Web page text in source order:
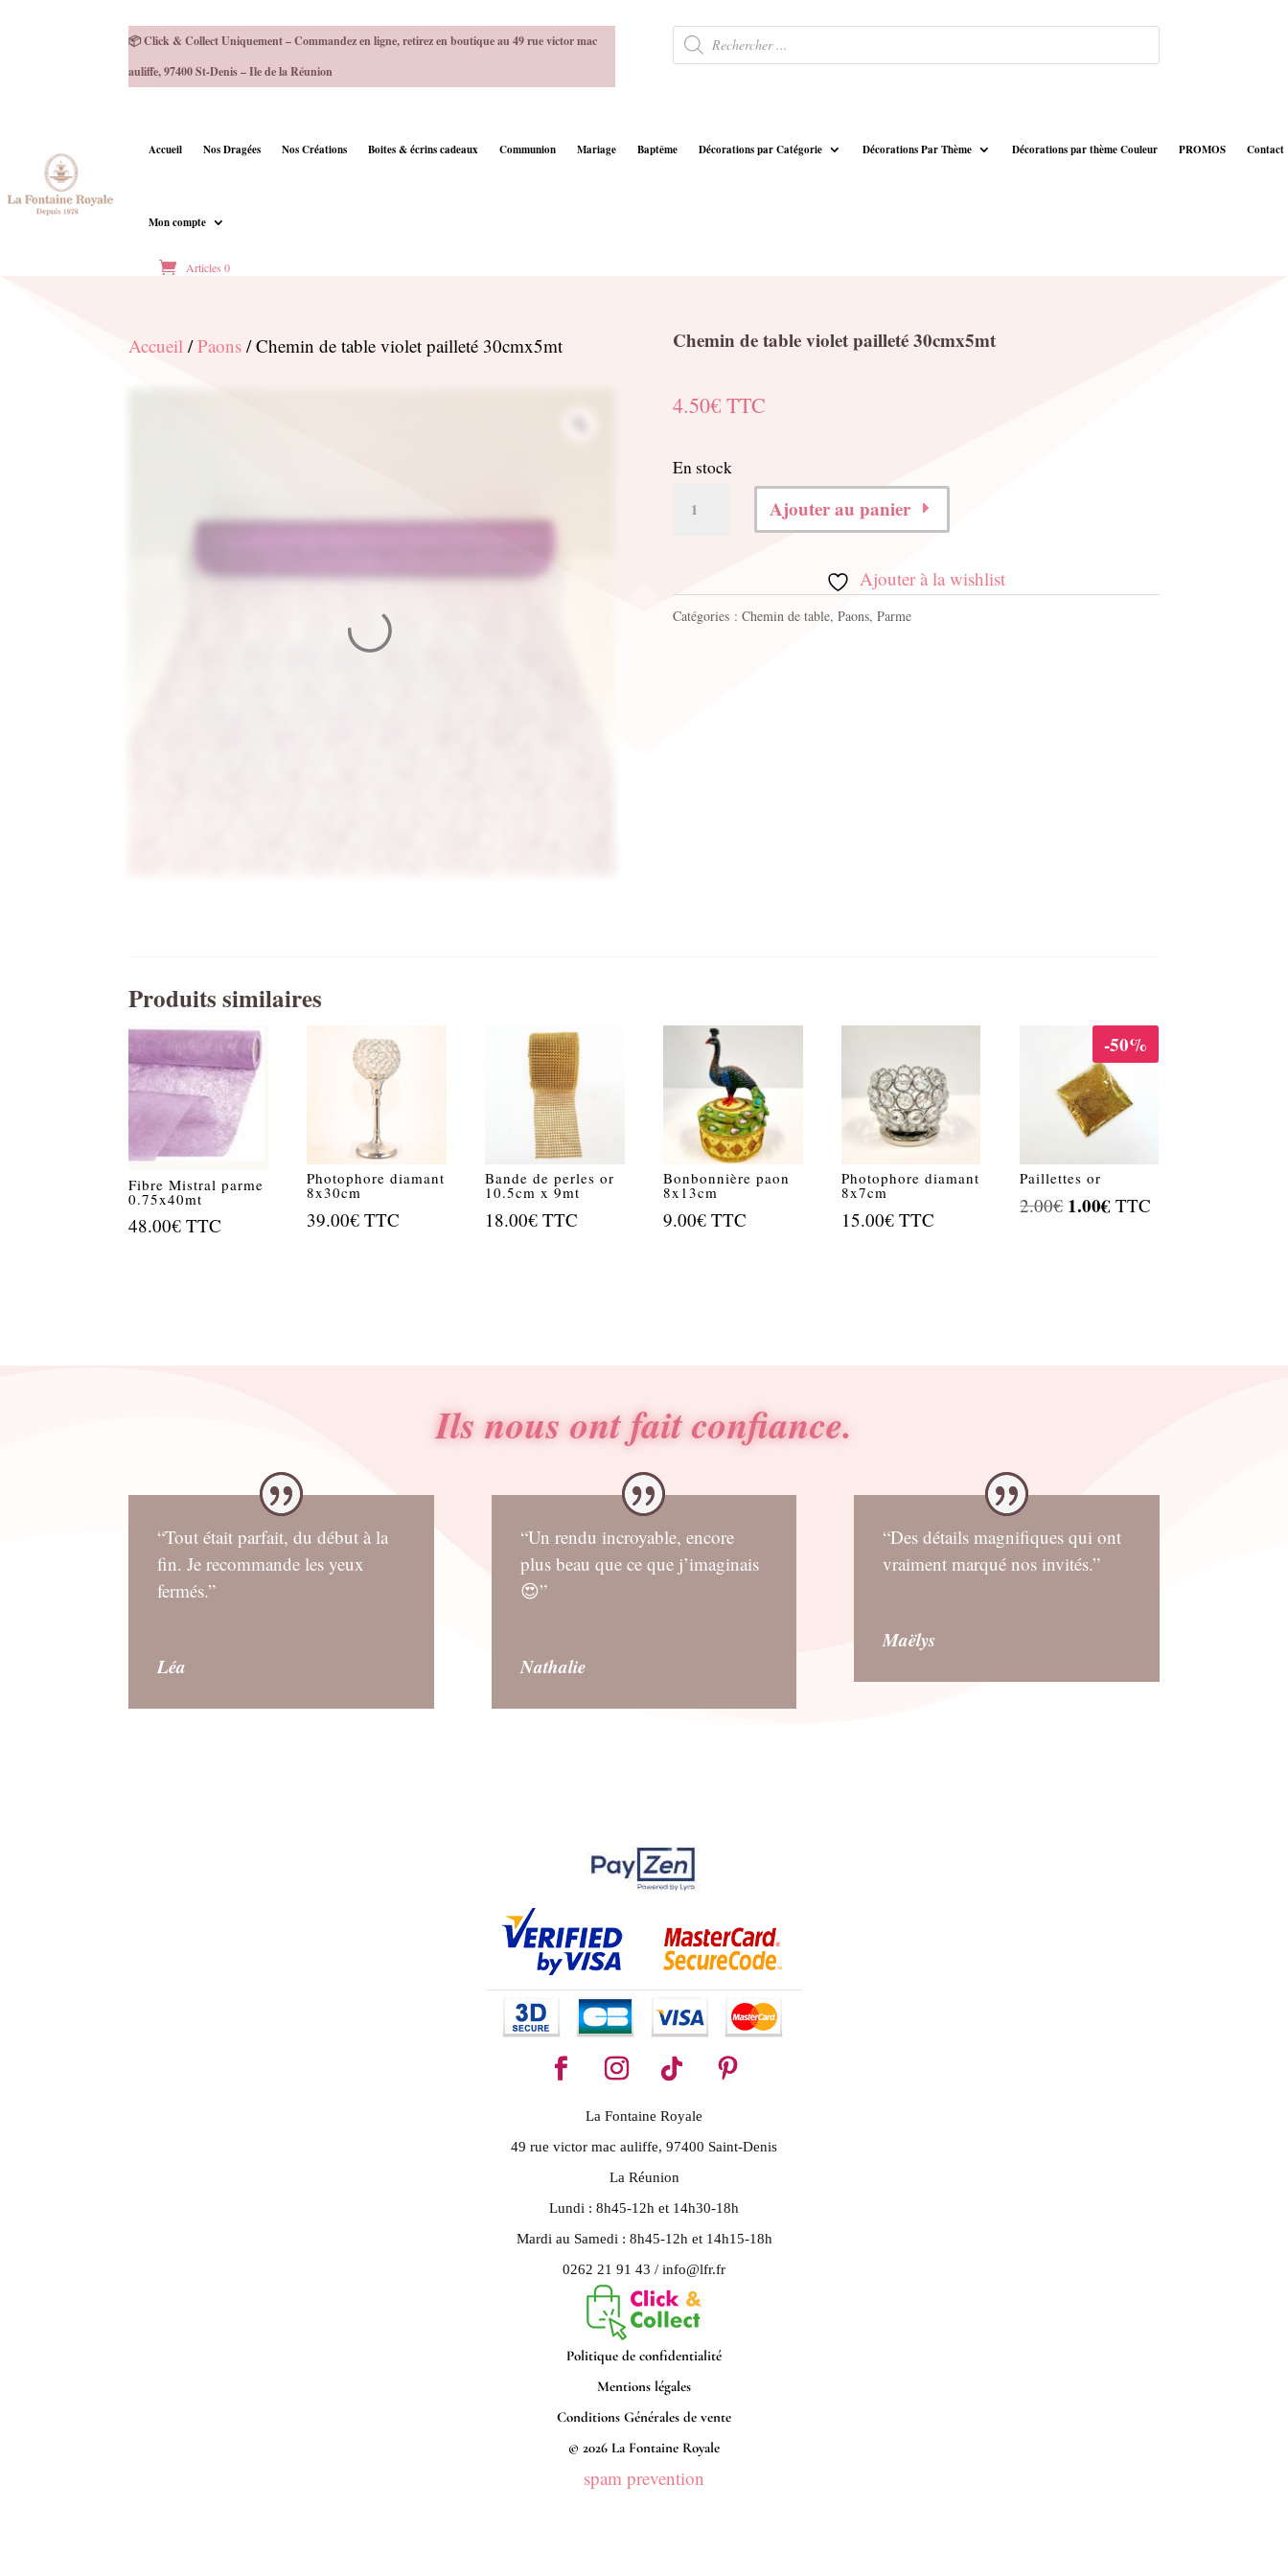
📦 Click & Collect Uniquement – Commandez en ligne, retirez en boutique au 49 rue victor mac
auliffe, 97400 St-Denis – Ile de la Réunion
Recherche
de
produits
Accueil Nos Dragées Nos Créations Boites & écrins cadeaux Communion Mariage Baptême Décorations par Catégorie Décorations Par Thème Décorations par thème Couleur PROMOS Contact
Mon compte
Articles 0
Accueil /Paons / Chemin de table violet pailleté 30cmx5mt Chemin de table violet pailleté 30cmx5mt
4.50€ TTC
En stock
de
table
Ajouter au panier
Ajouter à la wishlist
Catégories : Chemin de table, Paons, Parme
Produits similaires
Fibre Mistral parme
0.75x40mt
48.00€ TTC
Photophore diamant
8x30cm
39.00€ TTC
Bande de perles or
10.5cm x 9mt
18.00€ TTC
Bonbonnière paon
8x13cm
9.00€ TTC
Photophore diamant
8x7cm
15.00€ TTC
-50%
Paillettes or
2.00€ Le
1.00€ Le
TTC
Ils nous ont fait confiance.
“Tout était parfait, du début à la
fin. Je recommande les yeux
fermés.”
Léa
“Un rendu incroyable, encore
plus beau que ce que j’imaginais
😍”
Nathalie
“Des détails magnifiques qui ont
vraiment marqué nos invités.”
Maëlys
La Fontaine Royale
49 rue victor mac auliffe, 97400 Saint-Denis
La Réunion
Lundi : 8h45-12h et 14h30-18h
Mardi au Samedi : 8h45-12h et 14h15-18h
0262 21 91 43 / info@lfr.fr
Politique de confidentialité
Mentions légales
Conditions Générales de vente
© 2026 La Fontaine Royale
spam prevention